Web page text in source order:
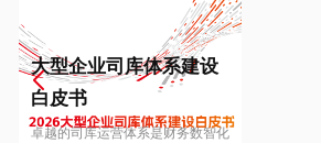
Europe
Hungary
大型企业司库体系建设
白皮书
卓越的司库运营体系是财务数智化